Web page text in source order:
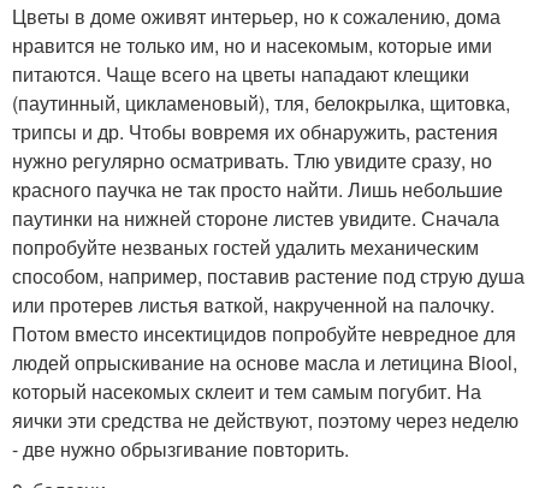
Цветы в доме оживят интерьер, но к сожалению, дома
нравится не только им, но и насекомым, которые ими
питаются. Чаще всего на цветы нападают клещики
(паутинный, цикламеновый), тля, белокрылка, щитовка,
трипсы и др. Чтобы вовремя их обнаружить, растения
нужно регулярно осматривать. Тлю увидите сразу, но
красного паучка не так просто найти. Лишь небольшие
паутинки на нижней стороне листев увидите. Сначала
попробуйте незваных гостей удалить механическим
способом, например, поставив растение под струю душа
или протерев листья ваткой, накрученной на палочку.
Потом вместо инсектицидов попробуйте невредное для
людей опрыскивание на основе масла и летицина Biool,
который насекомых склеит и тем самым погубит. На
яички эти средства не действуют, поэтому через неделю
- две нужно обрызгивание повторить.